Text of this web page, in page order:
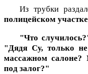
Из трубки
полицейском
"Что
"Дядя Су, только
массажном
под залог?"